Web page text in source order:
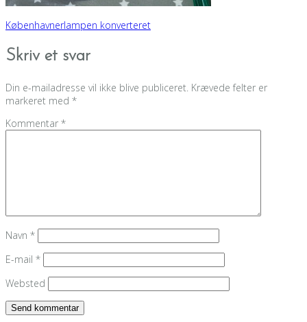
Indlægsnavigation
Københavnerlampen konverteret
Skriv et svar
Din e-mailadresse vil ikke blive publiceret. Krævede felter er
markeret med *
Kommentar *
Navn *
E-mail *
Websted